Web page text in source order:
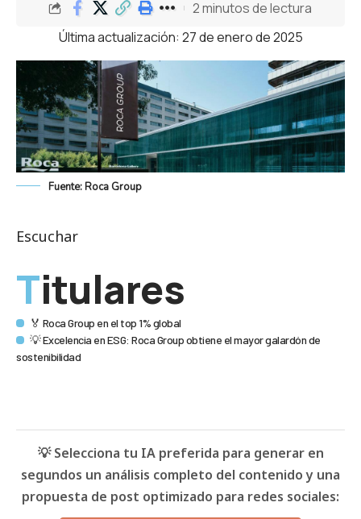
Última actualización: 27 de enero de 2025
2 minutos de lectura
Fuente: Roca Group
Escuchar
Titulares
🏅 Roca Group en el top 1% global
💡 Excelencia en ESG: Roca Group obtiene el mayor galardón de
sostenibilidad
💡 Selecciona tu IA preferida para generar en
segundos un análisis completo del contenido y una
propuesta de post optimizado para redes sociales: